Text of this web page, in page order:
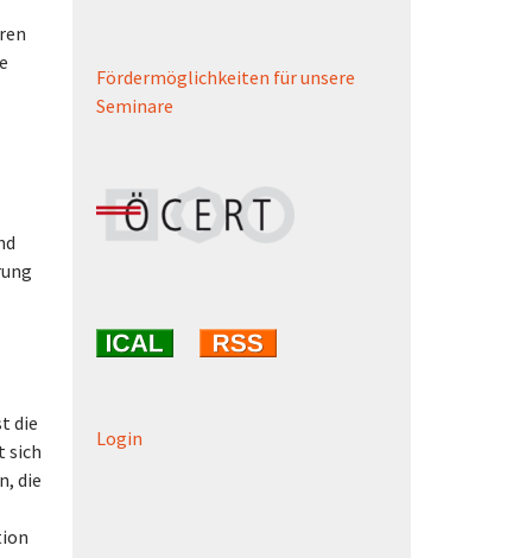
die
sich
die
Fördermöglichkeiten für unsere
Seminare
Login